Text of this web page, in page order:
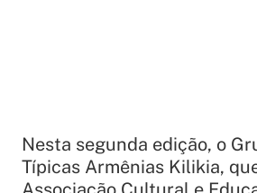
Nesta segunda edição, o
Típicas Armênias Kilikia,